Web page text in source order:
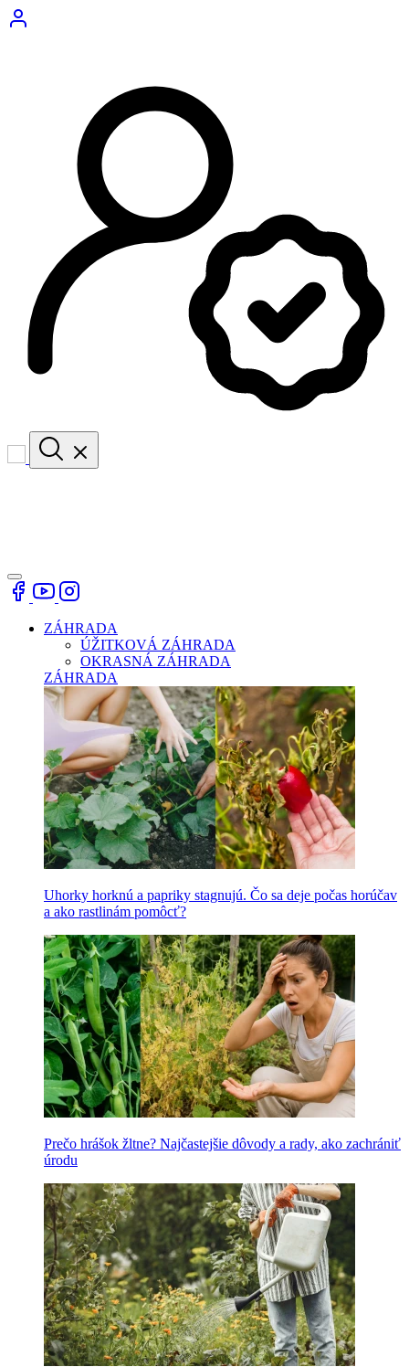
ZÁHRADA
ÚŽITKOVÁ ZÁHRADA
OKRASNÁ ZÁHRADA
ZÁHRADA
Uhorky horknú a papriky stagnujú. Čo sa deje počas horúčav
a ako rastlinám pomôcť?
Prečo hrášok žltne? Najčastejšie dôvody a rady, ako zachrániť
úrodu